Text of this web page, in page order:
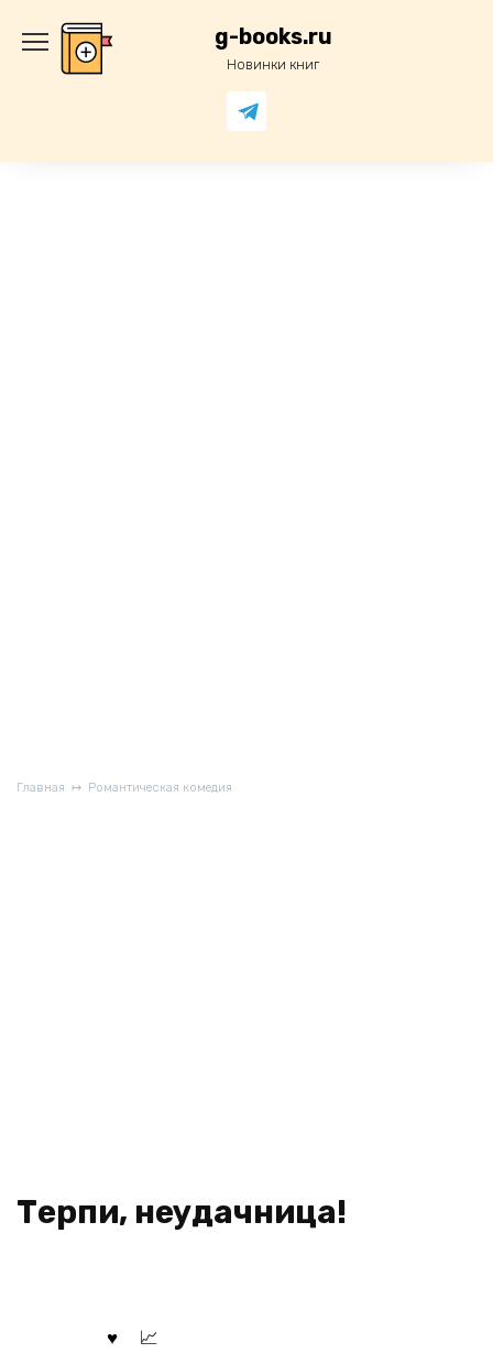
содержанию
g-books.ru
Новинки книг
Главная Романтическая комедия
Терпи, неудачница!